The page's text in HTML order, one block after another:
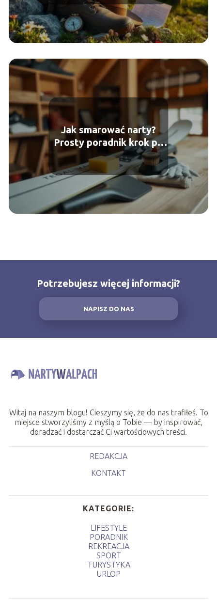
Jak smarować narty?
Prosty poradnik krok po
kroku
Potrzebujesz więcej informacji?
NAPISZ DO NAS
Witaj na naszym blogu! Cieszymy się, że do nas trafiłeś. To
miejsce stworzyliśmy z myślą o Tobie — by inspirować,
doradzać i dostarczać Ci wartościowych treści.
REDAKCJA
KONTAKT
KATEGORIE:
LIFESTYLE
PORADNIK
REKREACJA
SPORT
TURYSTYKA
URLOP